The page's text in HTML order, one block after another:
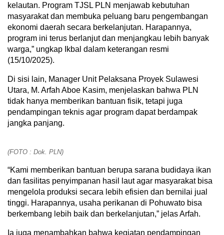
kelautan. Program TJSL PLN menjawab kebutuhan
masyarakat dan membuka peluang baru pengembangan
ekonomi daerah secara berkelanjutan. Harapannya,
program ini terus berlanjut dan menjangkau lebih banyak
warga,” ungkap Ikbal dalam keterangan resmi
(15/10/2025).
Di sisi lain, Manager Unit Pelaksana Proyek Sulawesi
Utara, M. Arfah Aboe Kasim, menjelaskan bahwa PLN
tidak hanya memberikan bantuan fisik, tetapi juga
pendampingan teknis agar program dapat berdampak
jangka panjang.
(FOTO : Dok. PLN)
“Kami memberikan bantuan berupa sarana budidaya ikan
dan fasilitas penyimpanan hasil laut agar masyarakat bisa
mengelola produksi secara lebih efisien dan bernilai jual
tinggi. Harapannya, usaha perikanan di Pohuwato bisa
berkembang lebih baik dan berkelanjutan,” jelas Arfah.
Ia juga menambahkan bahwa kegiatan pendampingan